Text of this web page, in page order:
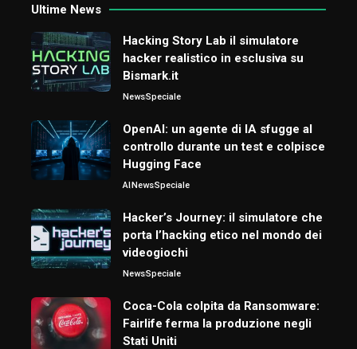
Ultime News
Hacking Story Lab il simulatore
hacker realistico in esclusiva su
Bismark.it
NewsSpeciale
OpenAI: un agente di IA sfugge al
controllo durante un test e colpisce
Hugging Face
AINewsSpeciale
Hacker’s Journey: il simulatore che
porta l’hacking etico nel mondo dei
videogiochi
NewsSpeciale
Coca-Cola colpita da Ransomware:
Fairlife ferma la produzione negli
Stati Uniti